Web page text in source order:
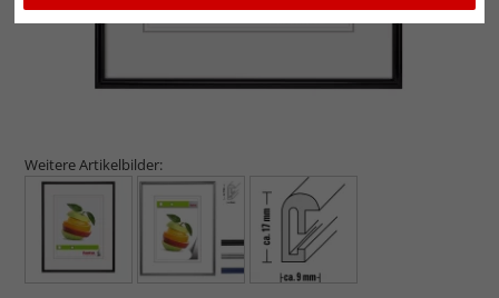
Weitere Artikelbilder: